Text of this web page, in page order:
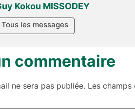
Kokou MISSODEY
Tous les messages
commentaire
ne sera pas publiée. Les